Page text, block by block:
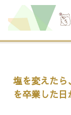
塩を変えた
を卒業した日